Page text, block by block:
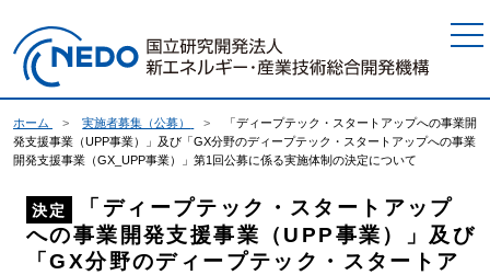
ホーム 実施者募集（公募）
「ディープテック・スタートアップへの事業開
発支援事業（UPP事業）」及び「GX分野のディープテック・スタートアップへの事業
開発支援事業（GX_UPP事業）」第1回公募に係る実施体制の決定について
決定
「ディープテック・スタートアップ
への事業開発支援事業（UPP事業）」及び
「GX分野のディープテック・スタートア